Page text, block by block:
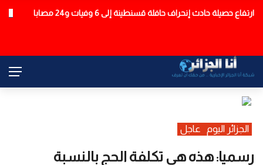
عاجل4 ولايات غير معنية.. هذا موعد الكشف عن نتائج مسابقة الأساتذة
الجزائر اليوم عاجل
رسميا: هذه هي تكلفة الحج بالنسبة